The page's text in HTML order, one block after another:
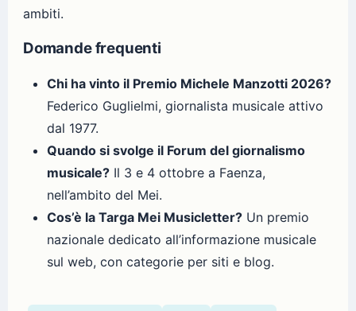
ambiti.
Domande frequenti
Chi ha vinto il Premio Michele Manzotti 2026?
Federico Guglielmi, giornalista musicale attivo
dal 1977.
Quando si svolge il Forum del giornalismo
musicale? Il 3 e 4 ottobre a Faenza,
nell’ambito del Mei.
Cos’è la Targa Mei Musicletter? Un premio
nazionale dedicato all’informazione musicale
sul web, con categorie per siti e blog.